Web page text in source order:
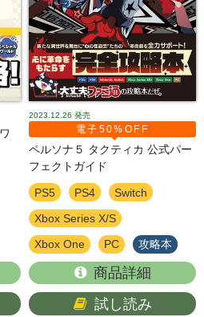
2023.12.26 発売
電子50%OFF
ペルソナ５ タクティカ 公式パー
フェクトガイド
PS5 PS4 Switch
Xbox Series X/S
Xbox One PC 攻略本
商品詳細
試し読み